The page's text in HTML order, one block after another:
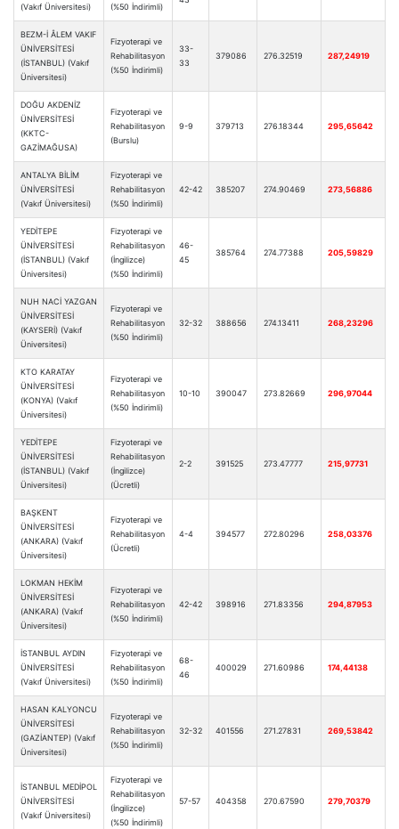
(Vakıf Üniversitesi) (%50 İndirimli)
BEZM-İ ÂLEM VAKIF
ÜNİVERSİTESİ
(İSTANBUL) (Vakıf
Üniversitesi)
Fizyoterapi ve
Rehabilitasyon
(%50 İndirimli)
33-
33
379086 276.32519 287,24919
DOĞU AKDENİZ
ÜNİVERSİTESİ
(KKTC-
GAZİMAĞUSA)
Fizyoterapi ve
Rehabilitasyon
(Burslu)
9-9 379713 276.18344 295,65642
ANTALYA BİLİM
ÜNİVERSİTESİ
(Vakıf Üniversitesi)
Fizyoterapi ve
Rehabilitasyon
(%50 İndirimli)
42-42 385207 274.90469 273,56886
YEDİTEPE
ÜNİVERSİTESİ
(İSTANBUL) (Vakıf
Üniversitesi)
Fizyoterapi ve
Rehabilitasyon
(İngilizce)
(%50 İndirimli)
46-
45
385764 274.77388 205,59829
NUH NACİ YAZGAN
ÜNİVERSİTESİ
(KAYSERİ) (Vakıf
Üniversitesi)
Fizyoterapi ve
Rehabilitasyon
(%50 İndirimli)
32-32 388656 274.13411 268,23296
KTO KARATAY
ÜNİVERSİTESİ
(KONYA) (Vakıf
Üniversitesi)
Fizyoterapi ve
Rehabilitasyon
(%50 İndirimli)
10-10 390047 273.82669 296,97044
YEDİTEPE
ÜNİVERSİTESİ
(İSTANBUL) (Vakıf
Üniversitesi)
Fizyoterapi ve
Rehabilitasyon
(İngilizce)
(Ücretli)
2-2 391525 273.47777 215,97731
BAŞKENT
ÜNİVERSİTESİ
(ANKARA) (Vakıf
Üniversitesi)
Fizyoterapi ve
Rehabilitasyon
(Ücretli)
4-4 394577 272.80296 258,03376
LOKMAN HEKİM
ÜNİVERSİTESİ
(ANKARA) (Vakıf
Üniversitesi)
Fizyoterapi ve
Rehabilitasyon
(%50 İndirimli)
42-42 398916 271.83356 294,87953
İSTANBUL AYDIN
ÜNİVERSİTESİ
(Vakıf Üniversitesi)
Fizyoterapi ve
Rehabilitasyon
(%50 İndirimli)
68-
46
400029 271.60986 174,44138
HASAN KALYONCU
ÜNİVERSİTESİ
(GAZİANTEP) (Vakıf
Üniversitesi)
Fizyoterapi ve
Rehabilitasyon
(%50 İndirimli)
32-32 401556 271.27831 269,53842
İSTANBUL MEDİPOL
ÜNİVERSİTESİ
(Vakıf Üniversitesi)
Fizyoterapi ve
Rehabilitasyon
(İngilizce)
(%50 İndirimli)
57-57 404358 270.67590 279,70379